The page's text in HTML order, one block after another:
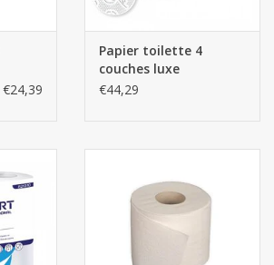
€24,39
Papier toilette 4
couches luxe
€44,29